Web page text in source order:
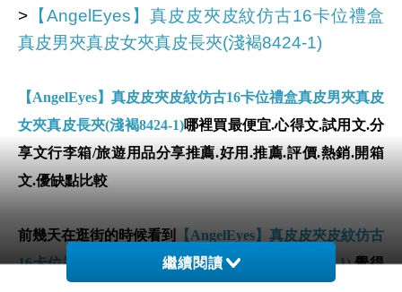
> 【AngelEyes】真皮皮夾皮紋仿古16卡位禮盒
真皮男夾真皮女夾真皮長夾(淺褐8424-1)
【AngelEyes】真皮皮夾皮紋仿古16卡位禮盒真皮男夾真皮
女夾真皮長夾(淺褐8424-1)哪裡買最便宜.心得文.試用文.分
享文行李箱/旅遊用品分享推薦.好用.推薦.評價.熱銷.開箱
文.優缺點比較
前幾天在逛街的時候看到
【AngelEyes】真皮皮夾皮紋仿古
16卡位禮盒真皮男夾真皮女夾真皮長夾(淺褐8424-1)覺得
繼續閱讀